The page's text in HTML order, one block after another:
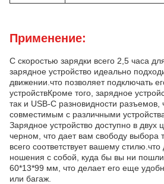
Применение:
С скоростью зарядки всего 2,5 часа
зарядное устройство идеально
движении.что позволяет подключать
устройствКроме того, зарядное
так и USB-C разновидности разъемов,
совместимым с различными
Зарядное устройство доступно в двух
черном, что дает вам свободу выбора
всего соответствует вашему
ношения с собой, куда бы вы ни
60*13*99 мм, что делает его еще
или багаж.